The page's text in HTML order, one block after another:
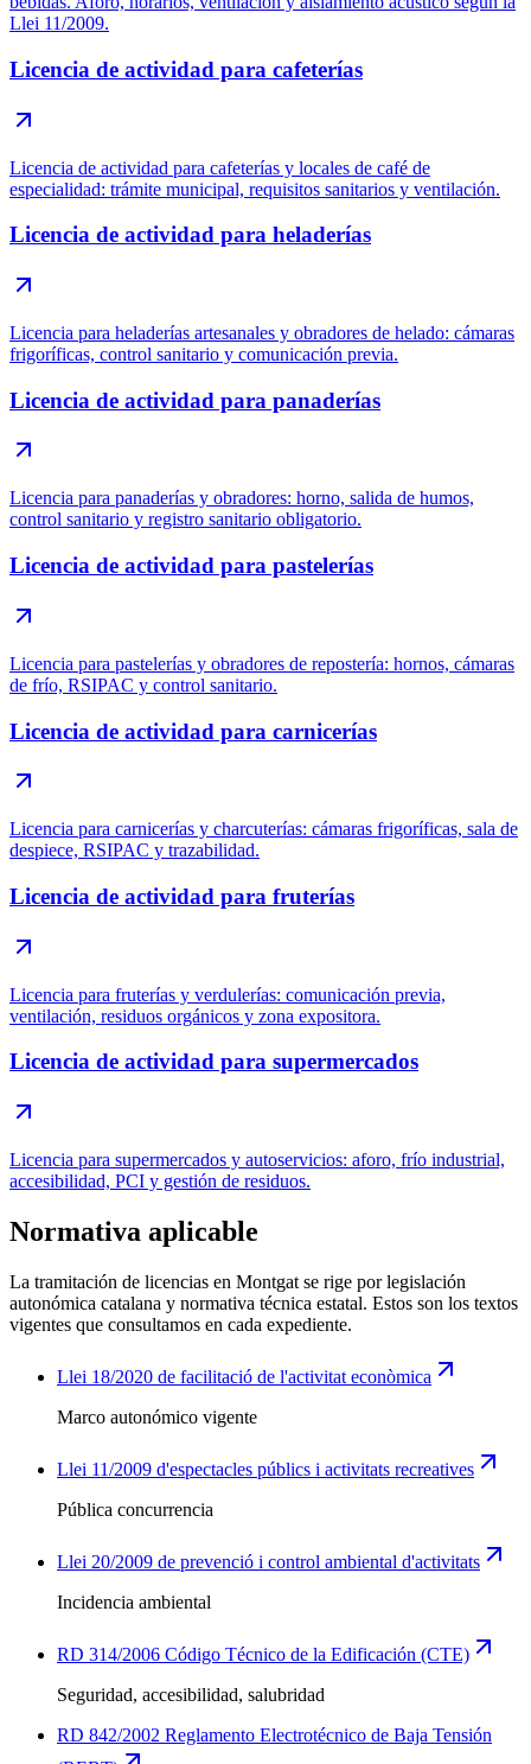
Llei 11/2009.
Licencia de actividad para cafeterías
Licencia de actividad para cafeterías y locales de café de
especialidad: trámite municipal, requisitos sanitarios y ventilación.
Licencia de actividad para heladerías
Licencia para heladerías artesanales y obradores de helado: cámaras
frigoríficas, control sanitario y comunicación previa.
Licencia de actividad para panaderías
Licencia para panaderías y obradores: horno, salida de humos,
control sanitario y registro sanitario obligatorio.
Licencia de actividad para pastelerías
Licencia para pastelerías y obradores de repostería: hornos, cámaras
de frío, RSIPAC y control sanitario.
Licencia de actividad para carnicerías
Licencia para carnicerías y charcuterías: cámaras frigoríficas, sala de
despiece, RSIPAC y trazabilidad.
Licencia de actividad para fruterías
Licencia para fruterías y verdulerías: comunicación previa,
ventilación, residuos orgánicos y zona expositora.
Licencia de actividad para supermercados
Licencia para supermercados y autoservicios: aforo, frío industrial,
accesibilidad, PCI y gestión de residuos.
Normativa aplicable
La tramitación de licencias en Montgat se rige por legislación
autonómica catalana y normativa técnica estatal. Estos son los textos
vigentes que consultamos en cada expediente.
Llei 18/2020 de facilitació de l'activitat econòmica
Marco autonómico vigente
Llei 11/2009 d'espectacles públics i activitats recreatives
Pública concurrencia
Llei 20/2009 de prevenció i control ambiental d'activitats
Incidencia ambiental
RD 314/2006 Código Técnico de la Edificación (CTE)
Seguridad, accesibilidad, salubridad
RD 842/2002 Reglamento Electrotécnico de Baja Tensión